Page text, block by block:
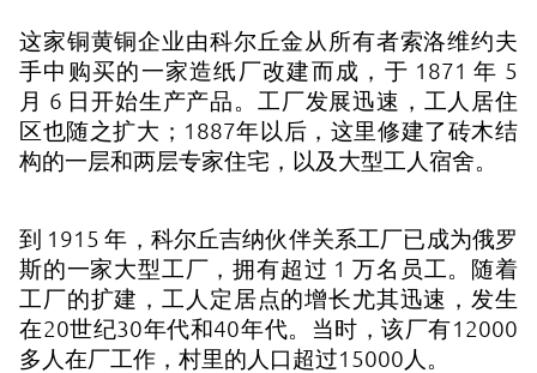
这家铜黄铜企业由科尔丘金从所有者索洛维约夫
手中购买的一家造纸厂改建而成，于 1871 年 5
月 6 日开始生产产品。工厂发展迅速，工人居住
区也随之扩大；1887年以后，这里修建了砖木结
构的一层和两层专家住宅，以及大型工人宿舍。
到 1915 年，科尔丘吉纳伙伴关系工厂已成为俄罗
斯的一家大型工厂，拥有超过 1 万名员工。随着
工厂的扩建，工人定居点的增长尤其迅速，发生
在20世纪30年代和40年代。当时，该厂有12000
多人在厂工作，村里的人口超过15000人。